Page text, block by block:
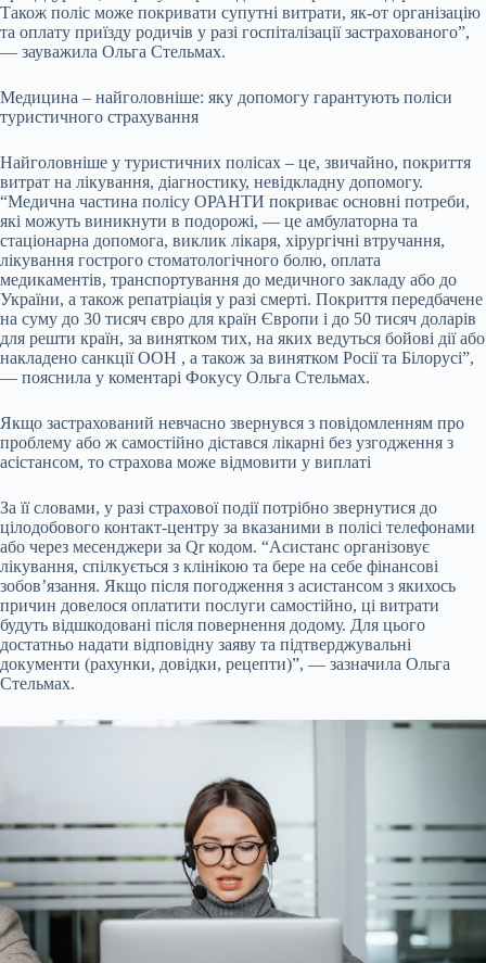
Також поліс може покривати супутні витрати, як-от організацію
та оплату приїзду родичів у разі госпіталізації застрахованого”,
— зауважила Ольга Стельмах.
Медицина – найголовніше: яку допомогу гарантують поліси
туристичного страхування
Найголовніше у туристичних полісах – це, звичайно, покриття
витрат на лікування, діагностику, невідкладну допомогу.
“Медична частина полісу ОРАНТИ покриває основні потреби,
які можуть виникнути в подорожі, — це амбулаторна та
стаціонарна допомога, виклик лікаря, хірургічні втручання,
лікування гострого стоматологічного болю, оплата
медикаментів, транспортування до медичного закладу або до
України, а також репатріація у разі смерті. Покриття передбачене
на суму до 30 тисяч євро для країн Європи і до 50 тисяч доларів
для решти країн, за винятком тих, на яких ведуться бойові дії або
накладено санкції ООН , а також за винятком Росії та Білорусі”,
— пояснила у коментарі Фокусу Ольга Стельмах.
Якщо застрахований невчасно звернувся з повідомленням про
проблему або ж самостійно дістався лікарні без узгодження з
асістансом, то страхова може відмовити у виплаті
За її словами, у разі страхової події потрібно звернутися до
цілодобового контакт-центру за вказаними в полісі телефонами
або через месенджери за Qr кодом. “Асистанс організовує
лікування, спілкується з клінікою та бере на себе фінансові
зобов’язання. Якщо після погодження з асистансом з якихось
причин довелося оплатити послуги самостійно, ці витрати
будуть відшкодовані після повернення додому. Для цього
достатньо надати відповідну заяву та підтверджувальні
документи (рахунки, довідки, рецепти)”, — зазначила Ольга
Стельмах.